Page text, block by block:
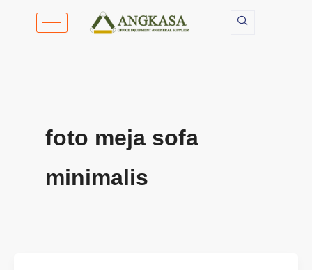
foto meja sofa
minimalis